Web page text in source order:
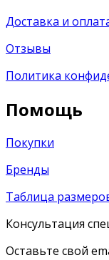
Доставка и
Отзывы
Политика
Помощь
Покупки
Бренды
Таблица
Консультация
Оставьте свой